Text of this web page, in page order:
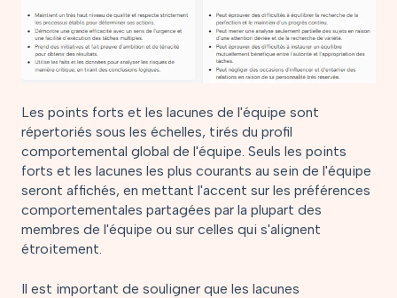
Les points forts et les lacunes de l'équipe sont
répertoriés sous les échelles, tirés du profil
comportemental global de l'équipe. Seuls les points
forts et les lacunes les plus courants au sein de l'équipe
seront affichés, en mettant l'accent sur les préférences
comportementales partagées par la plupart des
membres de l'équipe ou sur celles qui s'alignent
étroitement.
Il est important de souligner que les lacunes